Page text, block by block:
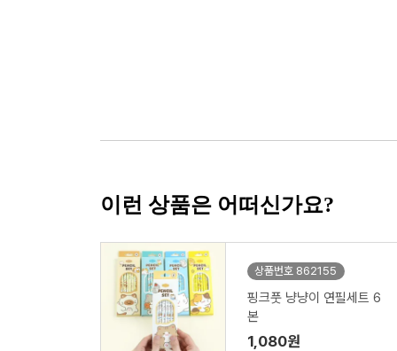
이런 상품은 어떠신가요?
상품번호 862155
핑크풋 냥냥이 연필세트 6
본
1,080원